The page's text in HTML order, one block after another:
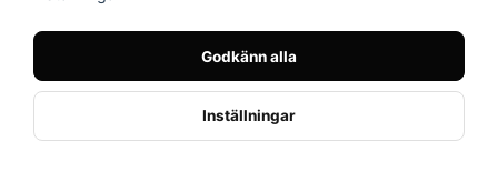
Godkänn alla
Inställningar